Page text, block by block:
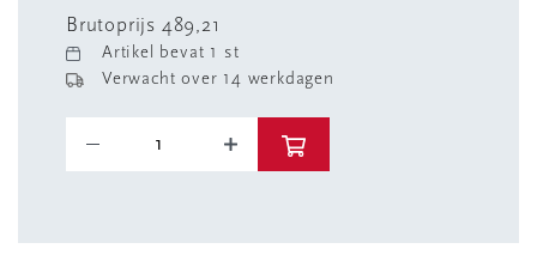
Brutoprijs 489,21
Artikel bevat 1 st
Verwacht over 14 werkdagen